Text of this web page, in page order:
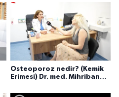
Osteoporoz nedir? (Kemik
Erimesi) Dr. med. Mihriban